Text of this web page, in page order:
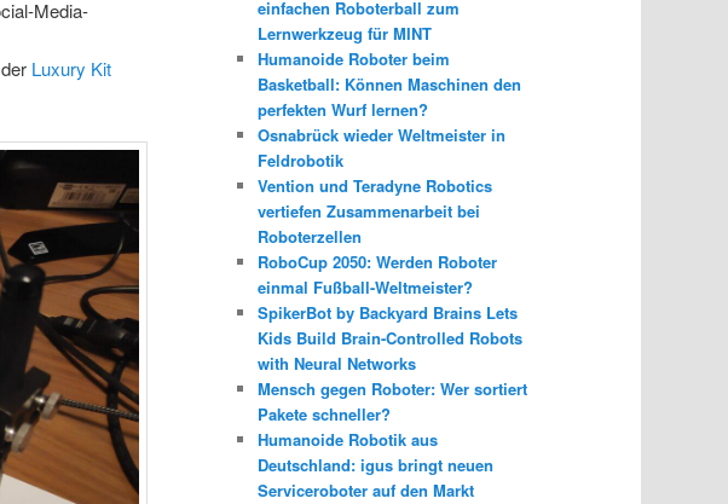
Media-
Luxury Kit
einfachen Roboterball zum
Lernwerkzeug für MINT
Humanoide Roboter beim
Basketball: Können Maschinen den
perfekten Wurf lernen?
Osnabrück wieder Weltmeister in
Feldrobotik
Vention und Teradyne Robotics
vertiefen Zusammenarbeit bei
Roboterzellen
RoboCup 2050: Werden Roboter
einmal Fußball-Weltmeister?
SpikerBot by Backyard Brains Lets
Kids Build Brain-Controlled Robots
with Neural Networks
Mensch gegen Roboter: Wer sortiert
Pakete schneller?
Humanoide Robotik aus
Deutschland: igus bringt neuen
Serviceroboter auf den Markt